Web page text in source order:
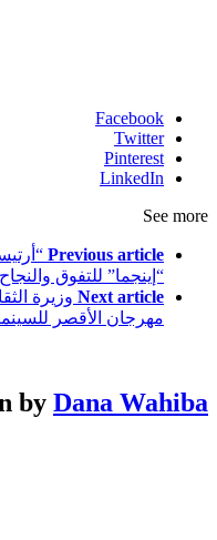
Facebook
Twitter
Pinterest
LinkedIn
See more
Previous article
“إينجما” للتفوق
Next article
مهرجان الأقصر للسينما
by Dana Wahiba